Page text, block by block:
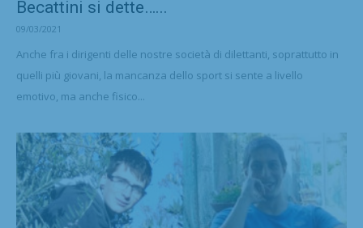
Becattini si dette…...
09/03/2021
Anche fra i dirigenti delle nostre società di dilettanti, soprattutto in
quelli più giovani, la mancanza dello sport si sente a livello
emotivo, ma anche fisico...